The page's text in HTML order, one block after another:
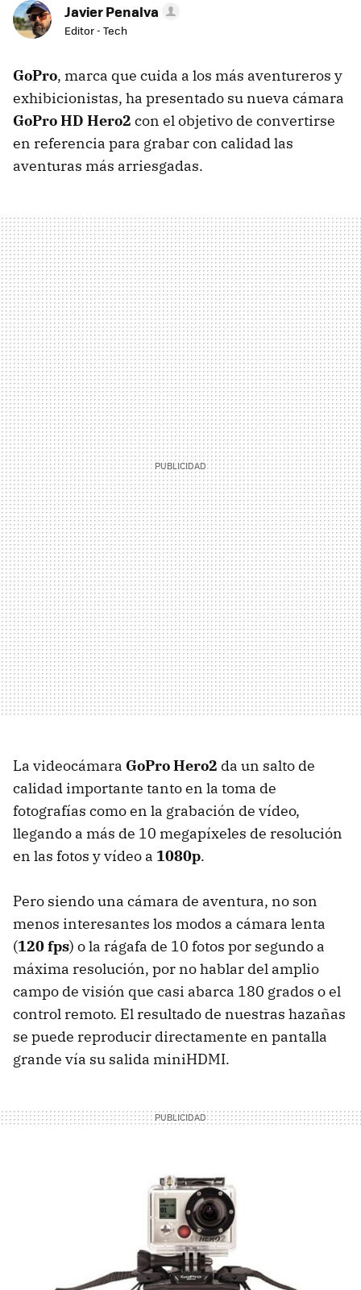
Javier Penalva
Editor - Tech
GoPro, marca que cuida a los más aventureros y
exhibicionistas, ha presentado su nueva cámara
GoPro HD Hero2 con el objetivo de convertirse
en referencia para grabar con calidad las
aventuras más arriesgadas.
La videocámara GoPro Hero2 da un salto de
calidad importante tanto en la toma de
fotografías como en la grabación de vídeo,
llegando a más de 10 megapíxeles de resolución
en las fotos y vídeo a 1080p.
Pero siendo una cámara de aventura, no son
menos interesantes los modos a cámara lenta
(120 fps) o la rágafa de 10 fotos por segundo a
máxima resolución, por no hablar del amplio
campo de visión que casi abarca 180 grados o el
control remoto. El resultado de nuestras hazañas
se puede reproducir directamente en pantalla
grande vía su salida miniHDMI.